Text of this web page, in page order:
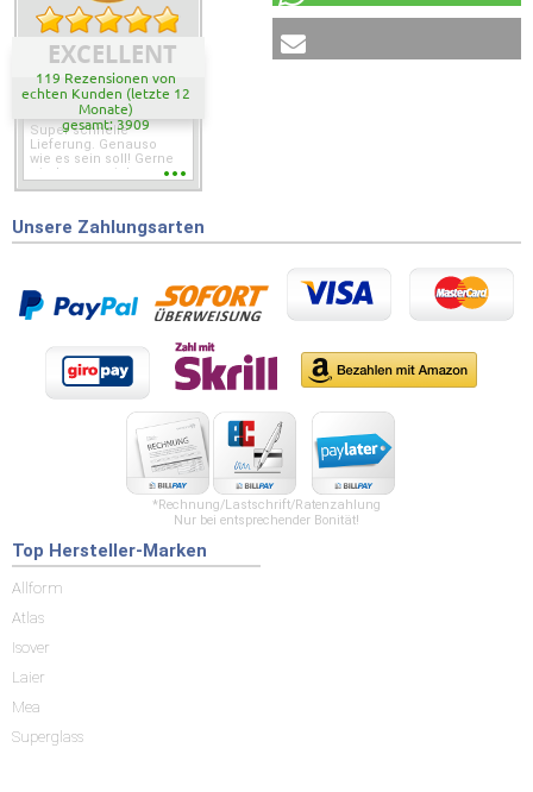
EXCELLENT
119 Rezensionen von
echten Kunden (letzte 12
Monate)
gesamt: 3909
Super schnelle
Lieferung. Genauso
wie es sein soll! Gerne
wieder wenn ich was
Unsere Zahlungsarten
*Rechnung/Lastschrift/Ratenzahlung
Nur bei entsprechender Bonität!
Top Hersteller-Marken
Allform
Atlas
Isover
Laier
Mea
Superglass